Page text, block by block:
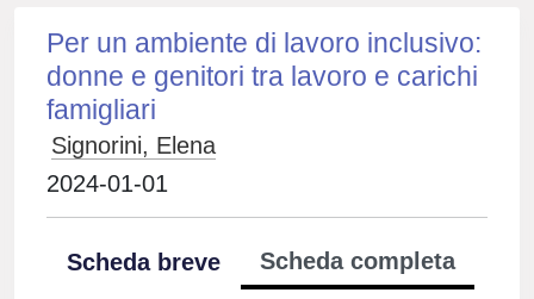
Per un ambiente di lavoro inclusivo:
donne e genitori tra lavoro e carichi
famigliari
Signorini, Elena
2024-01-01
Scheda breve
Scheda completa